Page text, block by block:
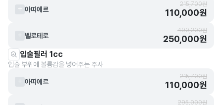
아띠에르
215,700원
110,000원
벨로테로
490,200원
250,000원
입술필러 1cc
입술 부위에 볼륨감을 넣어주는 주사
아띠에르
215,700원
110,000원
295,000원